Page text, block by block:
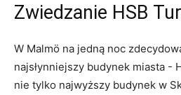
Zwiedzanie HSB
W Malmö na‍ jedną noc​
najsłynniejszy budynek miasta ⁢-
nie tylko najwyższy budynek w⁣